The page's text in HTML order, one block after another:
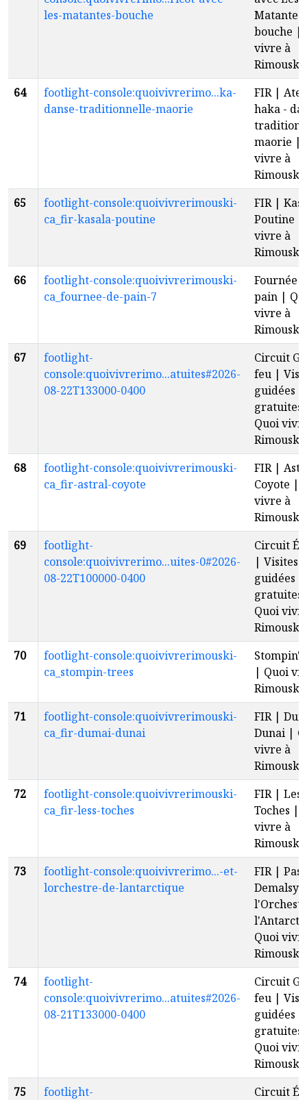
les-matantes-bouche
Matantes
bouche |
vivre à
Rimouski
64
footlight-console:quoivivrerimo...ka-
danse-traditionnelle-maorie
FIR |
haka -
maorie |
vivre à
Rimouski
65
footlight-console:quoivivrerimouski-
ca_fir-kasala-poutine
FIR |
Poutine |
vivre à
Rimouski
66
footlight-console:quoivivrerimouski-
ca_fournee-de-pain-7
Fournée
pain |
vivre à
Rimouski
67
footlight-
console:quoivivrerimo...atuites#2026-
08-22T133000-0400
Circuit
feu |
guidées
Quoi
Rimouski
68
footlight-console:quoivivrerimouski-
ca_fir-astral-coyote
FIR |
Coyote |
vivre à
Rimouski
69
footlight-
console:quoivivrerimo...uites-0#2026-
08-22T100000-0400
Circuit
| Visites
guidées
Quoi
Rimouski
70
footlight-console:quoivivrerimouski-
ca_stompin-trees
Stompin'
| Quoi
Rimouski
71
footlight-console:quoivivrerimouski-
ca_fir-dumai-dunai
FIR |
Dunai |
vivre à
Rimouski
72
footlight-console:quoivivrerimouski-
ca_fir-less-toches
FIR | Less
Toches |
vivre à
Rimouski
73
footlight-console:quoivivrerimo...-et-
lorchestre-de-lantarctique
FIR |
Demalsy
Quoi
Rimouski
74
footlight-
console:quoivivrerimo...atuites#2026-
08-21T133000-0400
Circuit
feu |
guidées
Quoi
Rimouski
75
footlight-
Circuit